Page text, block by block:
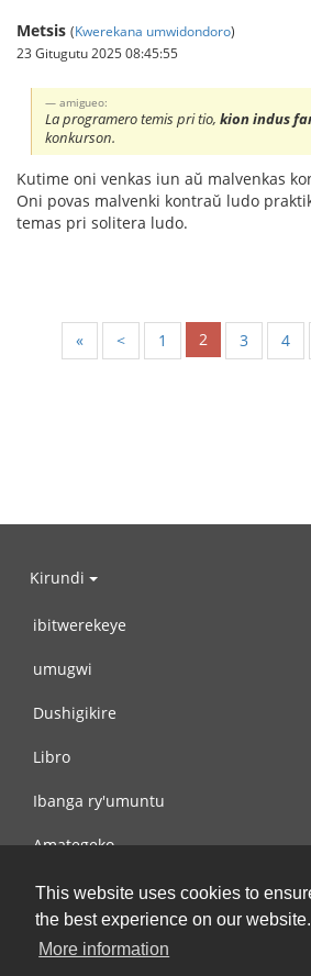
This website uses cookies to
the best experience on our website.
More information
Metsis (Kwerekana umwidondoro)
23 Gitugutu 2025 08:45:55
amigueo:
La programero temis pri tio,kion indus
konkurson.
Kutime oni venkas iun aŭ malvenkas
Oni povas malvenki kontraŭ ludo
temas pri solitera ludo.
« < 1 2 3 4
Kirundi
ibitwerekeye
umugwi
Dushigikire
Libro
Ibanga ry'umuntu
Amategeko
Turondere